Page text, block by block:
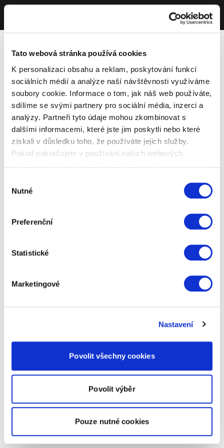
Tato webová stránka používá cookies
K personalizaci obsahu a reklam, poskytování funkcí
sociálních médií a analýze naší návštěvnosti využíváme
soubory cookie. Informace o tom, jak náš web používáte,
sdílíme se svými partnery pro sociální média, inzerci a
analýzy. Partneři tyto údaje mohou zkombinovat s
dalšími informacemi, které jste jim poskytli nebo které
získali v důsledku toho, že používáte jejich služby.
Pokud pokračujete v používání našich webových
souhlasu
Nutné
Preferenční
Statistické
Marketingové
Nastavení
Povolit všechny cookies
Povolit výběr
Pouze nutné cookies